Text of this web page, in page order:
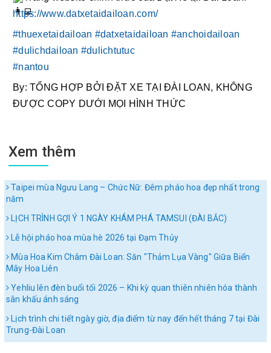
https://www.datxetaidailoan.com/
#thuexetaidailoan #datxetaidailoan #anchoidailoan
#dulichdailoan #dulichtutuc
#nantou
By: TỔNG HỢP BỞI ĐẶT XE TẠI ĐÀI LOAN, KHÔNG
ĐƯỢC COPY DƯỚI MỌI HÌNH THỨC
Xem thêm
Taipei mùa Ngưu Lang – Chức Nữ: Đêm pháo hoa đẹp nhất trong
năm
LỊCH TRÌNH GỢI Ý 1 NGÀY KHÁM PHÁ TAMSUI (ĐÀI BẮC)
Lễ hội pháo hoa mùa hè 2026 tại Đạm Thủy
Mùa Hoa Kim Châm Đài Loan: Săn "Thảm Lụa Vàng" Giữa Biển
Mây Hoa Liên
Yehliu lên đèn buổi tối 2026 – Khi kỳ quan thiên nhiên hóa thành
sân khấu ánh sáng
Lịch trình chi tiết ngày giờ, địa điểm từ nay đến hết tháng 7 tại Đài
Trung-Đài Loan